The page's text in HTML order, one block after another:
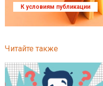
К условиям публикации
Читайте также